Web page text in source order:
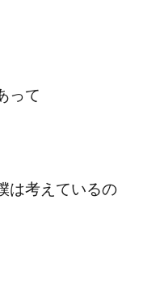
って
は考えているの